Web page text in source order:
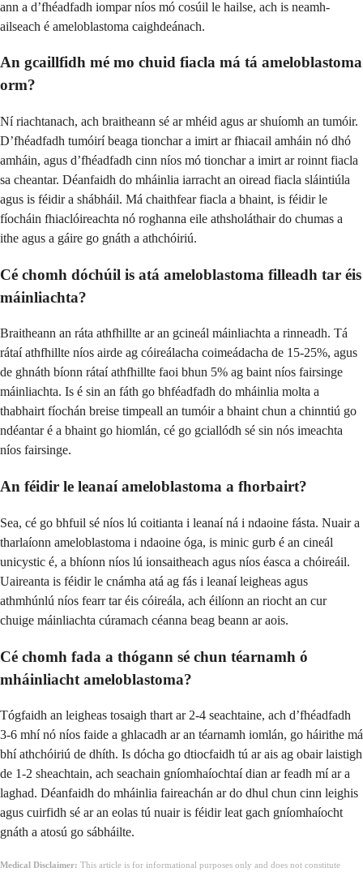
ann a d’fhéadfadh iompar níos mó cosúil le hailse, ach is neamh-
ailseach é ameloblastoma caighdeánach.
An gcaillfidh mé mo chuid fiacla má tá ameloblastoma
orm?
Ní riachtanach, ach braitheann sé ar mhéid agus ar shuíomh an tumóir.
D’fhéadfadh tumóirí beaga tionchar a imirt ar fhiacail amháin nó dhó
amháin, agus d’fhéadfadh cinn níos mó tionchar a imirt ar roinnt fiacla
sa cheantar. Déanfaidh do mháinlia iarracht an oiread fiacla sláintiúla
agus is féidir a shábháil. Má chaithfear fiacla a bhaint, is féidir le
fíocháin fhiaclóireachta nó roghanna eile athsholáthair do chumas a
ithe agus a gáire go gnáth a athchóiriú.
Cé chomh dóchúil is atá ameloblastoma filleadh tar éis
máinliachta?
Braitheann an ráta athfhillte ar an gcineál máinliachta a rinneadh. Tá
rátaí athfhillte níos airde ag cóireálacha coimeádacha de 15-25%, agus
de ghnáth bíonn rátaí athfhillte faoi bhun 5% ag baint níos fairsinge
máinliachta. Is é sin an fáth go bhféadfadh do mháinlia molta a
thabhairt fíochán breise timpeall an tumóir a bhaint chun a chinntiú go
ndéantar é a bhaint go hiomlán, cé go gciallódh sé sin nós imeachta
níos fairsinge.
An féidir le leanaí ameloblastoma a fhorbairt?
Sea, cé go bhfuil sé níos lú coitianta i leanaí ná i ndaoine fásta. Nuair a
tharlaíonn ameloblastoma i ndaoine óga, is minic gurb é an cineál
unicystic é, a bhíonn níos lú ionsaitheach agus níos éasca a chóireáil.
Uaireanta is féidir le cnámha atá ag fás i leanaí leigheas agus
athmhúnlú níos fearr tar éis cóireála, ach éilíonn an riocht an cur
chuige máinliachta cúramach céanna beag beann ar aois.
Cé chomh fada a thógann sé chun téarnamh ó
mháinliacht ameloblastoma?
Tógfaidh an leigheas tosaigh thart ar 2-4 seachtaine, ach d’fhéadfadh
3-6 mhí nó níos faide a ghlacadh ar an téarnamh iomlán, go háirithe má
bhí athchóiriú de dhíth. Is dócha go dtiocfaidh tú ar ais ag obair laistigh
de 1-2 sheachtain, ach seachain gníomhaíochtaí dian ar feadh mí ar a
laghad. Déanfaidh do mháinlia faireachán ar do dhul chun cinn leighis
agus cuirfidh sé ar an eolas tú nuair is féidir leat gach gníomhaíocht
gnáth a atosú go sábháilte.
Medical Disclaimer: This article is for informational purposes only and does not constitute